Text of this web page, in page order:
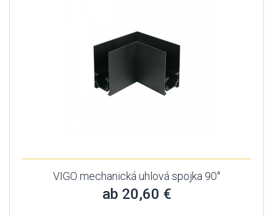
VIGO mechanická uhlová spojka 90°
ab 20,60 €